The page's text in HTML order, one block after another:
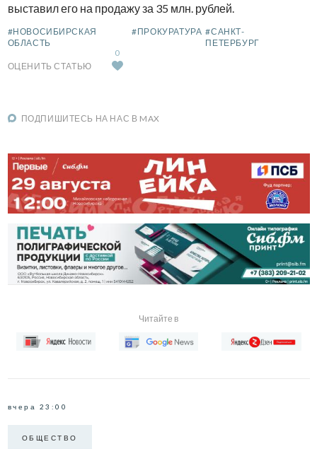
выставил его на продажу за 35 млн. рублей.
#НОВОСИБИРСКАЯ
ОБЛАСТЬ
#ПРОКУРАТУРА #САНКТ-
ПЕТЕРБУРГ
ОЦЕНИТЬ СТАТЬЮ
0
ПОДПИШИТЕСЬ НА НАС В MAX
Читайте в
вчера 23:00
ОБЩЕСТВО